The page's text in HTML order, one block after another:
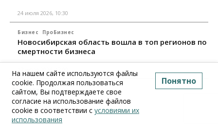
24 июля 2026, 10:30
Бизнес ПроБизнес
Новосибирская область вошла в топ регионов по
смертности бизнеса
17 июля 2026, 12:00
Все материалы
На нашем сайте используются файлы
cookie. Продолжая пользоваться
сайтом, Вы подтверждаете свое
согласие на использование файлов
cookie в соответствии с условиями их
использования
Понятно